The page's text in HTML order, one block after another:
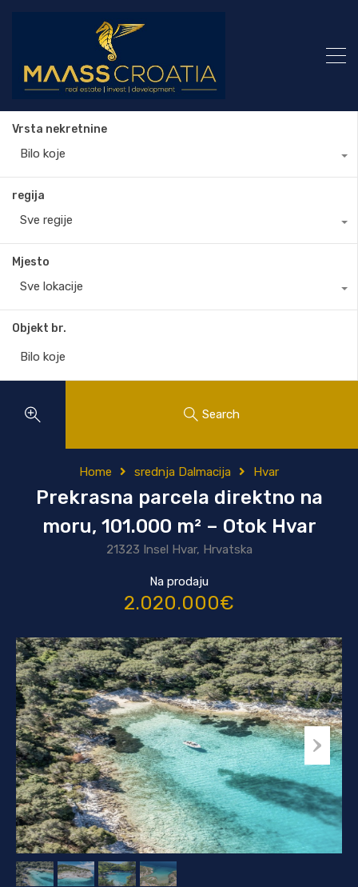
Vrsta nekretnine
Bilo koje
regija
Sve regije
Mjesto
Sve lokacije
Objekt br.
Search
Home srednja Dalmacija Hvar
Prekrasna parcela direktno na
moru, 101.000 m² – Otok Hvar
21323 Insel Hvar, Hrvatska
Na prodaju
2.020.000€